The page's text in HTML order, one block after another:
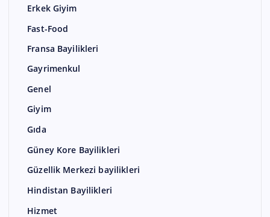
Erkek Giyim
Fast-Food
Fransa Bayilikleri
Gayrimenkul
Genel
Giyim
Gıda
Güney Kore Bayilikleri
Güzellik Merkezi bayilikleri
Hindistan Bayilikleri
Hizmet